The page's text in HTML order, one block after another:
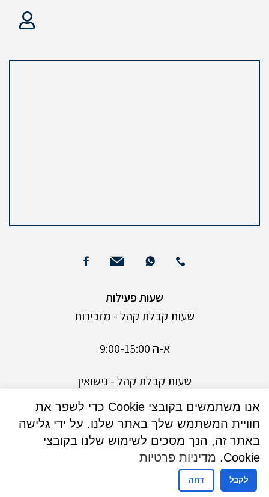
שעות פעילות
שעות קבלת קהל - מזכירות
א-ה 9:00-15:00
שעות קבלת קהל - נישואין
ימים א,ג,ה- 9:30 עד 13:30
ימים ב,ד – 9:30 עד 13:00 בנוסף אחה”צ בין השעות
17:00-19:00 בתיאום מראש בלבד.
אנו משתמשים בקובצי Cookie כדי לשפר את
חוויית המשתמש שלך באתר שלנו. על ידי גלישה
באתר זה, הנך מסכים לשימוש שלנו בקובצי
Cookie.
מדיניות פרטיות
לקבל דחה